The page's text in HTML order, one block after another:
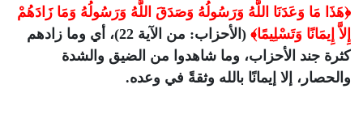
﴿هَذَا مَا وَعَدَنَا اللَّهُ وَرَسُولُهُ وَصَدَقَ اللَّهُ وَرَسُولُهُ وَمَا زَادَهُمْ
إِلاَّ إِيمَانًا وَتَسْلِيمًا﴾
(الأحزاب: من الآية 22)، أي وما زادهم
كثرة جند الأحزاب، وما شاهدوا من الضيق والشدة
والحصار، إلا إيمانًا بالله وثقةً في وعده.